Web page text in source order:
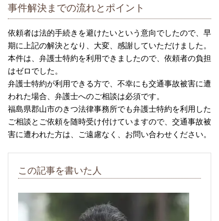
事件解決までの流れとポイント
依頼者は法的手続きを避けたいという意向でしたので、早
期に上記の解決となり、大変、感謝していただけました。
本件は、弁護士特約を利用できましたので、依頼者の負担
はゼロでした。
弁護士特約が利用できる方で、不幸にも交通事故被害に遭
われた場合、弁護士へのご相談は必須です。
福島県郡山市のきつ法律事務所でも弁護士特約を利用した
ご相談とご依頼を随時受け付けていますので、交通事故被
害に遭われた方は、ご遠慮なく、お問い合わせください。
この記事を書いた人